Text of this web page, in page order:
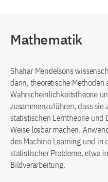
Mathematik
Shahar Mendelsons
darin, theoretische Methoden
Wahrscheinlichkeitstheorie
zusammenzuführen, dass sie
statistischen Lerntheorie und
Weise lösbar machen.
des Machine Learning und in
statistischer Probleme, etwa
Bildverarbeitung.